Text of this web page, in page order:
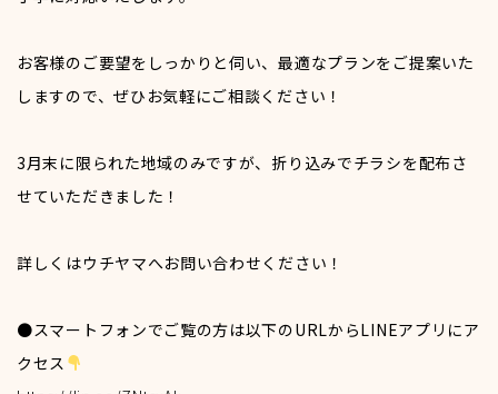
営業職
事務職
技術職
福利厚生
お客様のご要望をしっかりと伺い、最適なプランをご提案いた
しますので、ぜひお気軽にご相談ください！
3月末に限られた地域のみですが、折り込みでチラシを配布さ
せていただきました！
詳しくはウチヤマへお問い合わせください！
●スマートフォンでご覧の方は以下のURLからLINEアプリにア
クセス